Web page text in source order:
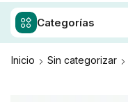
Categorías
Inicio Sin categorizar